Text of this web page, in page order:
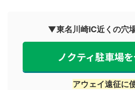
▼東名川崎IC近くの穴
ノクティ駐車場
アウェイ遠征に